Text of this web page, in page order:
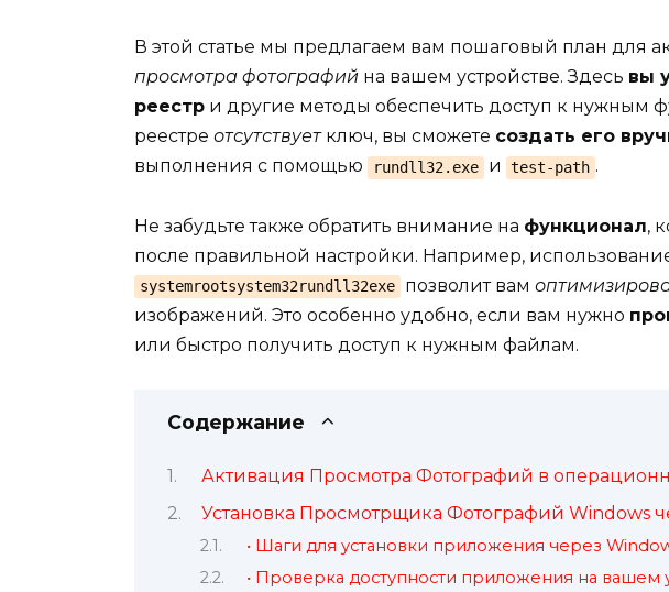
В этой статье мы предлагаем вам пошаговый план для
просмотра фотографий на вашем устройстве. Здесь вы
реестр и другие методы обеспечить доступ к нужным
реестре отсутствуетключ, вы сможете создать его
выполнения с помощью
rundll32.exe и test-path .
Не забудьте также обратить внимание на функционал,
после правильной настройки. Например,
systemrootsystem32rundll32exe позволит вам
изображений. Это особенно удобно, если вам нужно
или быстро получить доступ к нужным файлам.
Содержание
Активация Просмотра Фотографий в
Установка Просмотрщика Фотографий Windows
• Шаги для установки приложения через
• Проверка доступности приложения на вашем